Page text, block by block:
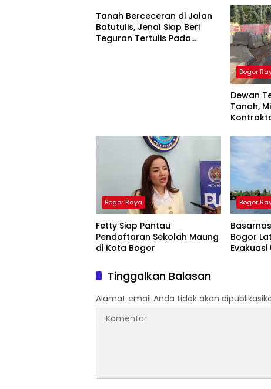
Tanah Berceceran di Jalan
Batutulis, Jenal Siap Beri
Teguran Tertulis Pada
Bogor
Dewan
Tanah,
Bogor Raya
Fetty Siap Pantau
Pendaftaran Sekolah Maung
di Kota Bogor
Bogor
Bogor
Evakuasi
Tinggalkan Balasan
Alamat email Anda tidak akan